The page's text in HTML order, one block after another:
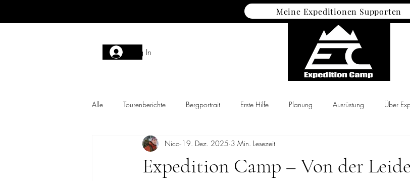
Meine Expeditionen Supporten
Log In
Alle Tourenberichte Bergportrait Erste Hilfe Planung Ausrüstung Über
Expedition Camp – Von der
Nico 19. Dez. 2025 3 Min. Lesezeit